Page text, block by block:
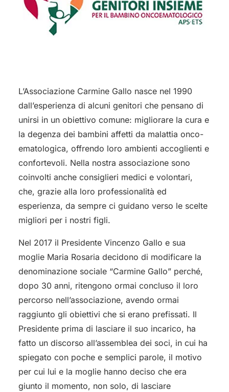
L’Associazione Carmine Gallo nasce nel 1990
dall’esperienza di alcuni genitori che pensano di
unirsi in un obiettivo comune: migliorare la cura e
la degenza dei bambini affetti da malattia onco-
ematologica, offrendo loro ambienti accoglienti e
confortevoli. Nella nostra associazione sono
coinvolti anche consiglieri medici e volontari,
che, grazie alla loro professionalità ed
esperienza, da sempre ci guidano verso le scelte
migliori per i nostri figli.
Nel 2017 il Presidente Vincenzo Gallo e sua
moglie Maria Rosaria decidono di modificare la
denominazione sociale “Carmine Gallo” perché,
dopo 30 anni, ritengono ormai concluso il loro
percorso nell’associazione, avendo ormai
raggiunto gli obiettivi che si erano prefissati. Il
Presidente prima di lasciare il suo incarico, ha
fatto un discorso all’assemblea dei soci, in cui ha
spiegato con poche e semplici parole, il motivo
per cui lui e la moglie hanno deciso che era
giunto il momento, non solo, di lasciare